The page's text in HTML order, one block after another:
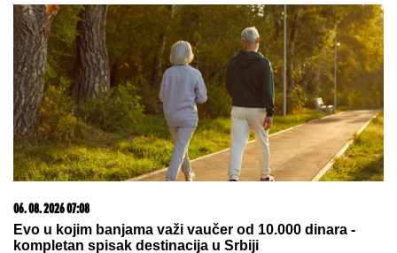
08. 08. 2026 23:02
Ti si najvše ta koja vređa svog oca! Gledateljka uputila
kritike Maji, pa ona iznela svoje mišljenje o Bebici i
Teodori: Izopačio se načisto (VIDEO)